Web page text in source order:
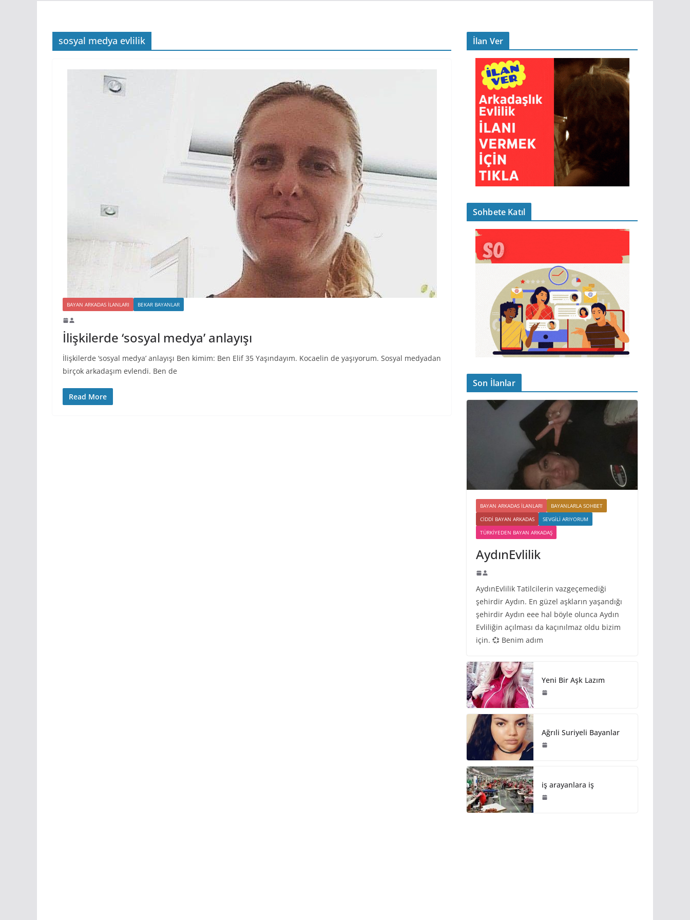
sosyal medya evlilik
BAYAN ARKADAS ILANLARI BEKAR BAYANLAR
İlişkilerde ‘sosyal medya’ anlayışı
İlişkilerde ‘sosyal medya’ anlayışı Ben kimim: Ben Elif 35 Yaşındayım. Kocaelin de yaşıyorum. Sosyal medyadan
birçok arkadaşım evlendi. Ben de
Read More
İlan Ver
Sohbete Katıl
Son İlanlar
BAYAN ARKADAS ILANLARI
BAYANLARLA SOHBET
CIDDI BAYAN ARKADAS
SEVGILI ARIYORUM
TÜRKIYEDEN BAYAN ARKADAŞ
AydınEvlilik
AydınEvlilik Tatilcilerin vazgeçemediği
şehirdir Aydın. En güzel aşkların yaşandığı
şehirdir Aydın eee hal böyle olunca Aydın
Evliliğin açılması da kaçınılmaz oldu bizim
için. 💞 Benim adım
Yeni Bir Aşk Lazım
Ağrıli Suriyeli Bayanlar
iş arayanlara iş